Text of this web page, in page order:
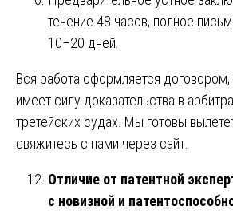
течение 48 часов, полное
10–20 дней.
Вся работа оформляется
имеет силу доказательства в
третейских судах. Мы готовы
свяжитесь с нами через сайт.
Отличие от патентной
с новизной и